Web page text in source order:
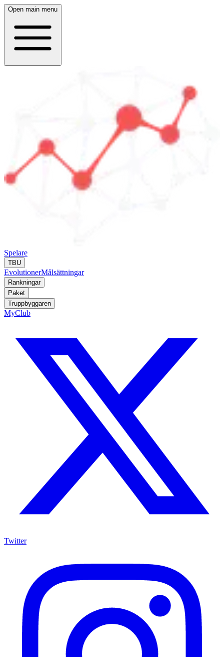
Open main menu
Spelare
TBU
EvolutionerMålsättningar
Rankningar
Paket
Truppbyggaren
MyClub
Twitter